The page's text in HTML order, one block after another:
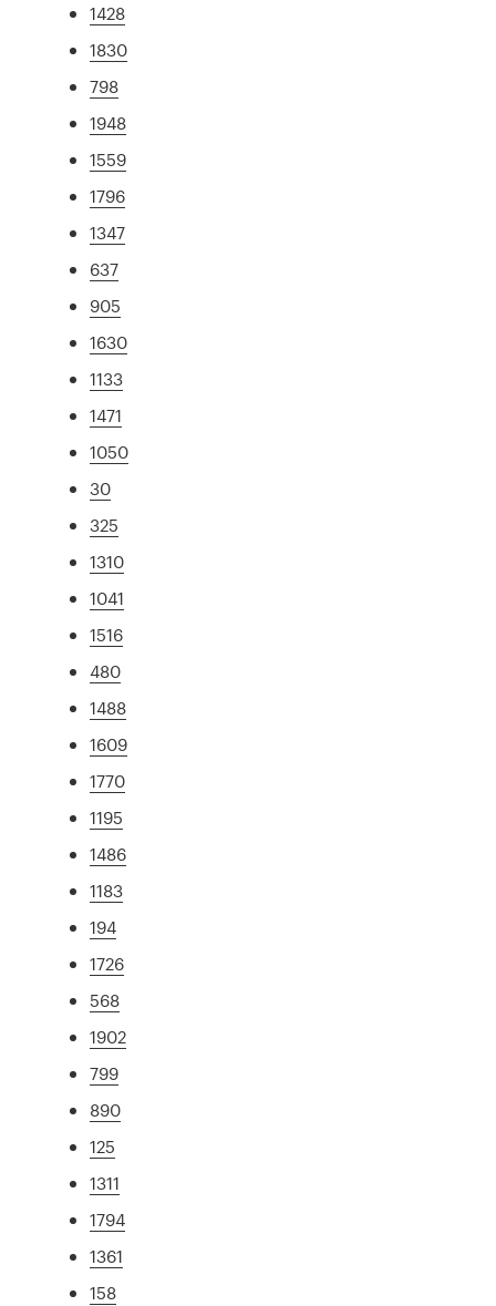
1428
1830
798
1948
1559
1796
1347
637
905
1630
1133
1471
1050
30
325
1310
1041
1516
480
1488
1609
1770
1195
1486
1183
194
1726
568
1902
799
890
125
1311
1794
1361
158